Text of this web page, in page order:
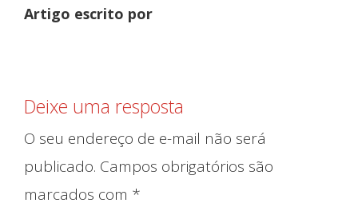
Artigo escrito por
Deixe uma resposta
O seu endereço de e-mail não será
publicado. Campos obrigatórios são
marcados com *